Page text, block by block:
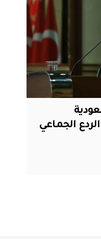
الجماعي